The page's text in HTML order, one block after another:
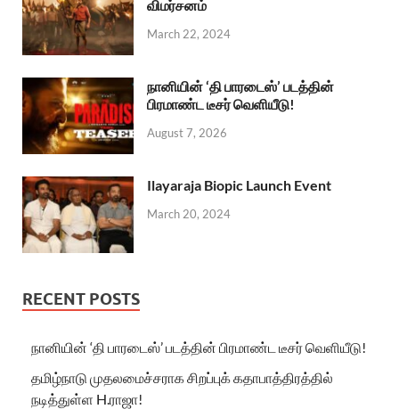
விமர்சனம்
March 22, 2024
நானியின் ‘தி பாரடைஸ்’ படத்தின்
பிரமாண்ட டீசர் வெளியீடு!
August 7, 2026
Ilayaraja Biopic Launch Event
March 20, 2024
RECENT POSTS
நானியின் ‘தி பாரடைஸ்’ படத்தின் பிரமாண்ட டீசர் வெளியீடு!
தமிழ்நாடு முதலமைச்சராக சிறப்புக் கதாபாத்திரத்தில்
நடித்துள்ள H.ராஜா!